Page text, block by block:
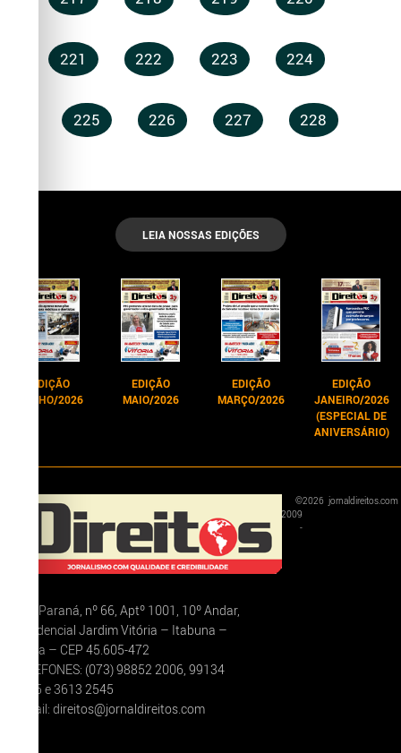
221 222 223 224
225 226 227 228
LEIA NOSSAS EDIÇÕES
EDIÇÃO
JUNHO/2026
EDIÇÃO
MAIO/2026
EDIÇÃO
MARÇO/2026
EDIÇÃO
JANEIRO/2026
(ESPECIAL DE
ANIVERSÁRIO)
Rua Paraná, nº 66, Aptº 1001, 10º Andar,
Residencial Jardim Vitória – Itabuna –
Bahia – CEP 45.605-472
TELEFONES: (073) 98852 2006, 99134
5375 e 3613 2545
E-mail: direitos@jornaldireitos.com
©
2009
-
2026 jornaldireitos.com